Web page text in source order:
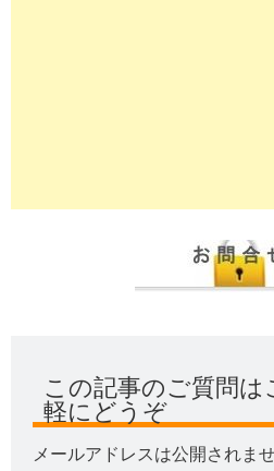
この記事のご質問
軽にどうぞ
メールアドレスは公開されま